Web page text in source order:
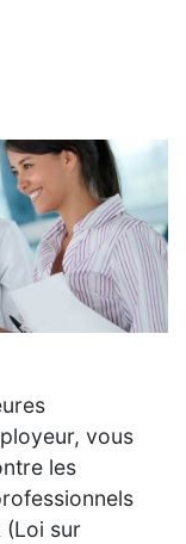
vous
les
(Loi sur